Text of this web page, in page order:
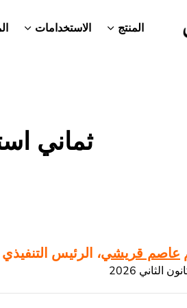
المنتج الاستخدامات
ثماني
عاصم قريشي، الرئيس